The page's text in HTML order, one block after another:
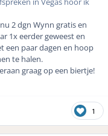
2 dgn Wynn gratis en
1x eerder geweest en
een paar dagen en hoop
te halen.
graag op een biertje!
1